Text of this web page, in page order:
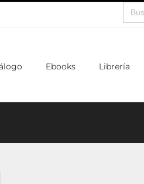
Buscar:
Ebooks Librería